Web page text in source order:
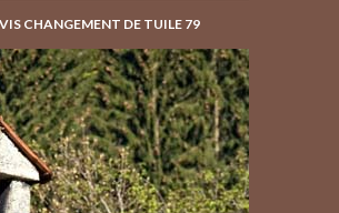
CHANGEMENT DE TUILE 79